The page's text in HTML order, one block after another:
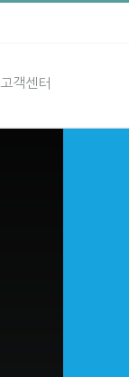
고객센터